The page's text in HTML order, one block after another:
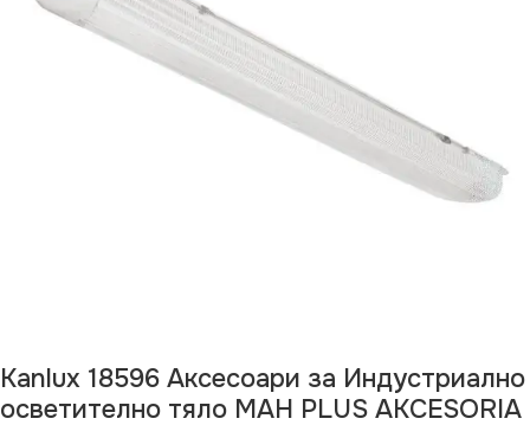
Kanlux 18596 Аксесоари за Индустриално
осветително тяло MAH PLUS AKCESORIA